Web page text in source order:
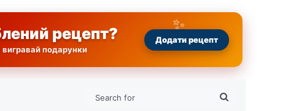
рецепт?
вигравай подарунки
Додати рецепт